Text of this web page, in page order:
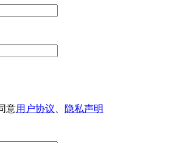
意用户协议
隐私声明